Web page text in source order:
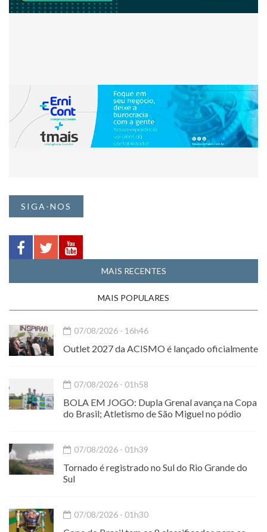
SIGA-NOS
MAIS RECENTES
MAIS POPULARES
07/08/2026 - 16h46
Outlet 2027 da ACISMO é lançado oficialmente
07/08/2026 - 01h58
BOLA EM JOGO: Dupla Grenal avança na Copa
do Brasil; Atletismo de São Miguel no pódio
07/08/2026 - 01h39
Tornado é registrado no Sul do Rio Grande do
Sul
07/08/2026 - 01h30